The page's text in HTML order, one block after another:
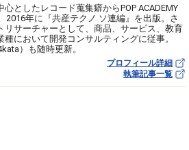
としたレコード蒐集癖からPOP ACADEMY
2016年に『共産テクノ ソ連編』を出版。さ
リサーチャーとして、商品、サービス、教育
種において開発コンサルティングに従事。
）も随時更新。
プロフィール詳細
執筆記事一覧